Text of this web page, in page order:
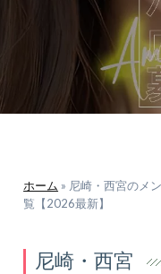
ホーム » 尼崎・西宮のメ
覧【2026最新】
尼崎・西宮